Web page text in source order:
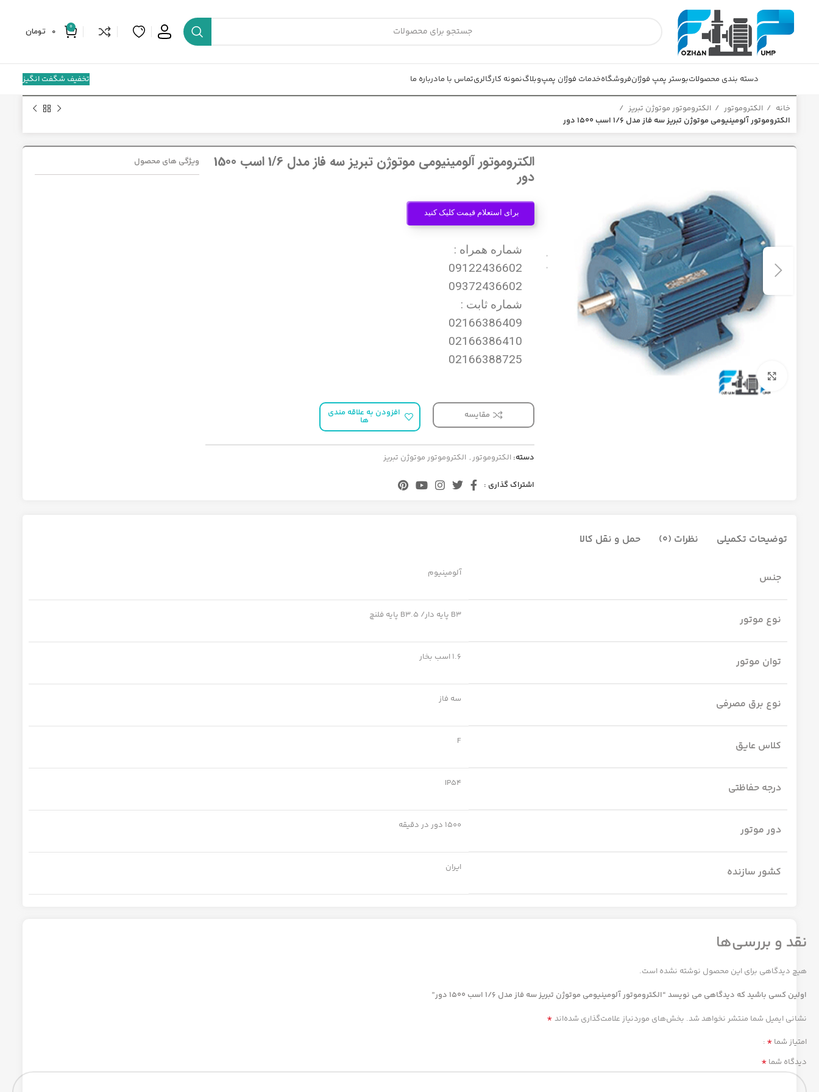
0
0 تومان
دسته بندی محصولاتبوستر پمپ فوژانفروشگاهخدمات فوژان پمپوبلاگنمونه کارگالریتماس با مادرباره ما تخفیف شگفت انگیز
خانه الکتروموتور
الکتروموتور موتوژن تبریز
الکتروموتور آلومینیومی موتوژن تبریز سه فاز مدل 1/6 اسب 1500 دور
برای بزرگنمایی کلیک کنید
الکتروموتور آلومینیومی موتوژن تبریز سه فاز مدل 1/6 اسب 1500
دور
برای استعلام قیمت کلیک کنید
شماره همراه :
09122436602
09372436602
شماره ثابت :
02166386409
02166386410
02166388725
مقایسه افزودن به علاقه مندی
ها
دسته: الکتروموتور, الکتروموتور موتوژن تبریز
اشتراک گذاری :
ویژگی های محصول
توضیحات تکمیلی نظرات (0) حمل و نقل کالا
جنس آلومینیوم
نوع موتور B3 پایه دار/ B3.5 پایه فلنچ
توان موتور 1.6 اسب بخار
نوع برق مصرفی سه فاز
کلاس عایق F
درجه حفاظتی IP54
دور موتور 1500 دور در دقیقه
کشور سازنده ایران
نقد و بررسی‌ها
هیچ دیدگاهی برای این محصول نوشته نشده است.
اولین کسی باشید که دیدگاهی می نویسد “الکتروموتور آلومینیومی موتوژن تبریز سه فاز مدل 1/6 اسب 1500 دور”
نشانی ایمیل شما منتشر نخواهد شد. بخش‌های موردنیاز علامت‌گذاری شده‌اند *
امتیاز شما *
دیدگاه شما *